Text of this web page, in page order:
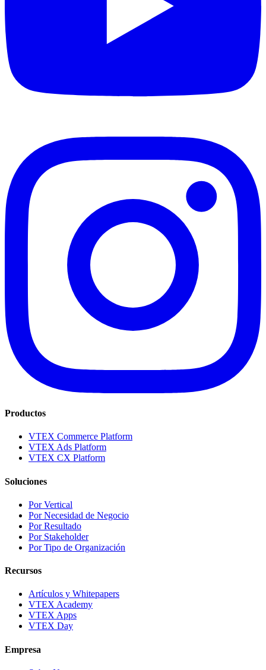
Productos
VTEX Commerce Platform
VTEX Ads Platform
VTEX CX Platform
Soluciones
Por Vertical
Por Necesidad de Negocio
Por Resultado
Por Stakeholder
Por Tipo de Organización
Recursos
Artículos y Whitepapers
VTEX Academy
VTEX Apps
VTEX Day
Empresa